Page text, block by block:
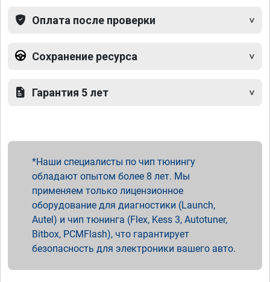
Оплата после проверки
Сохранение ресурса
Гарантия 5 лет
Наши специалисты по чип тюнингу
обладают опытом более 8 лет. Мы
применяем только лицензионное
оборудование для диагностики (Launch,
Autel) и чип тюнинга (Flex, Kess 3, Autotuner,
Bitbox, PCMFlash), что гарантирует
безопасность для электроники вашего авто.